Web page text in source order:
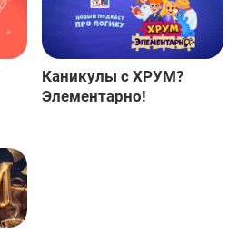
Каникулы с ХРУМ?
Элементарно!